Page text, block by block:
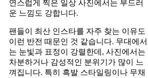
연스럽게 찍은 일상 사진에서는 부드러
운 느낌도 강합니다.
팬들이 최산 인스타를 자주 찾는 이유도
이런 반전 때문인 것 같습니다. 무대에서
는 눈빛과 표정이 강렬한데, 사진에서는
차분하거나 감성적인 분위기가 많이 느
껴집니다. 특히 흑발 스타일링이나 무채